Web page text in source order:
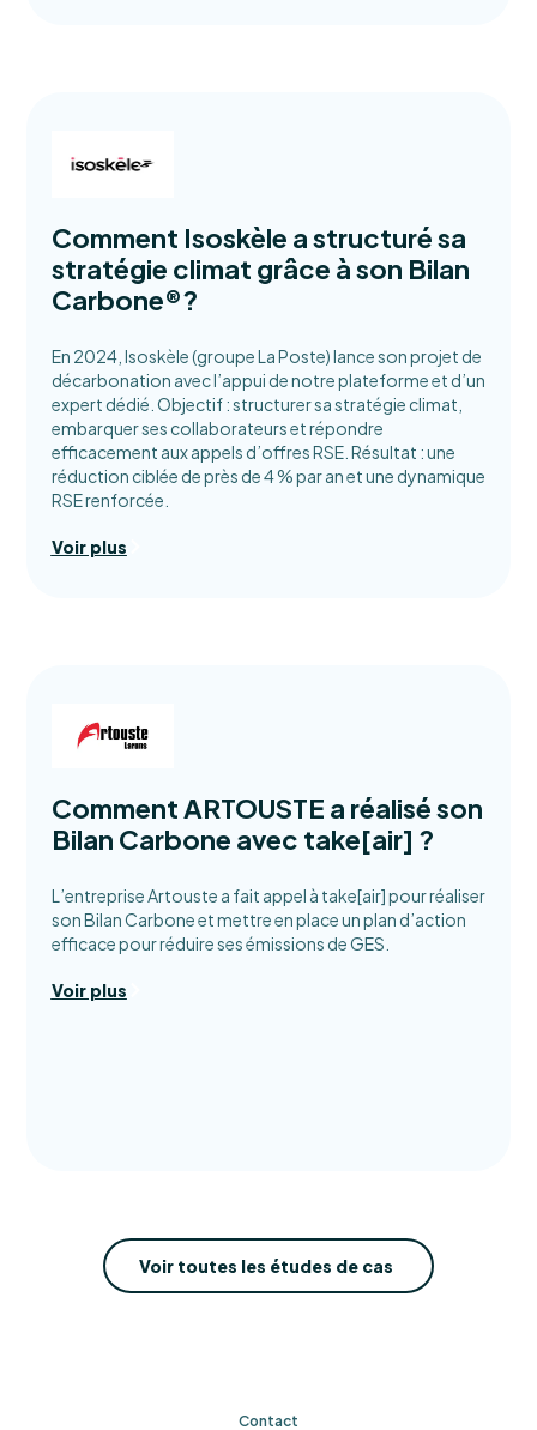
Comment Isoskèle a structuré sa
stratégie climat grâce à son Bilan
Carbone®?
En 2024, Isoskèle (groupe La Poste) lance son projet de
décarbonation avec l’appui de notre plateforme et d’un
expert dédié. Objectif : structurer sa stratégie climat,
embarquer ses collaborateurs et répondre
efficacement aux appels d’offres RSE. Résultat : une
réduction ciblée de près de 4 % par an et une dynamique
RSE renforcée.
Voir plus
Comment ARTOUSTE a réalisé son
Bilan Carbone avec take[air] ?
L’entreprise Artouste a fait appel à take[air] pour réaliser
son Bilan Carbone et mettre en place un plan d’action
efficace pour réduire ses émissions de GES.
Voir plus
Voir toutes les études de cas
Contact